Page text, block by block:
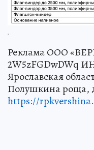
.
Реклама ООО
2W5zFGDwDWq
Ярославская
Полушкина роща,
https://